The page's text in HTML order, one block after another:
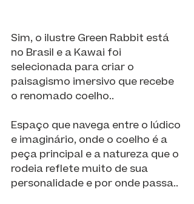
Sim, o ilustre Green Rabbit está
no Brasil e a Kawai foi
selecionada para criar o
paisagismo imersivo que recebe
o renomado coelho..
Espaço que navega entre o lúdico
e imaginário, onde o coelho é a
peça principal e a natureza que o
rodeia reflete muito de sua
personalidade e por onde passa..